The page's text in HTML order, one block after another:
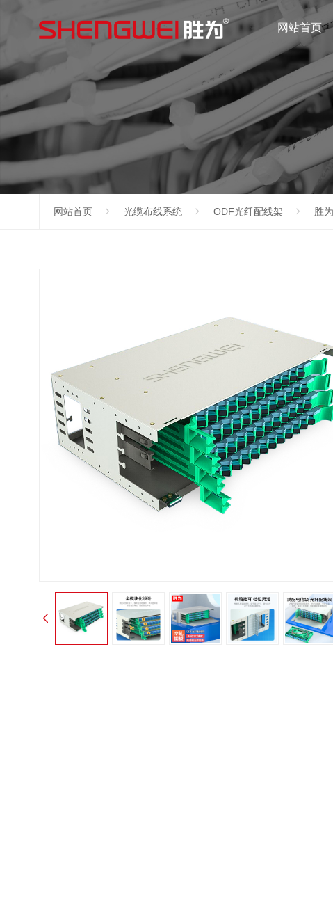
网站首页
网站首页 光缆布线系统 ODF光纤配线架 胜